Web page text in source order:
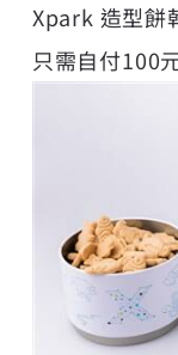
Xpark 造型餅
只需自付100